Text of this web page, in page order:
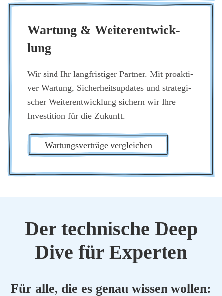
War­tung & Wei­ter­ent­wick­
lung
Wir sind Ihr lang­fris­ti­ger Part­ner. Mit pro­ak­ti­
ver War­tung, Sicher­heits­up­dates und stra­te­gi­
scher Wei­ter­ent­wick­lung sichern wir Ihre
Inves­ti­ti­on für die Zukunft.
War­tungs­ver­trä­ge ver­glei­chen
Der tech­ni­sche Deep
Dive für Exper­ten
Für alle, die es genau wis­sen wol­len: